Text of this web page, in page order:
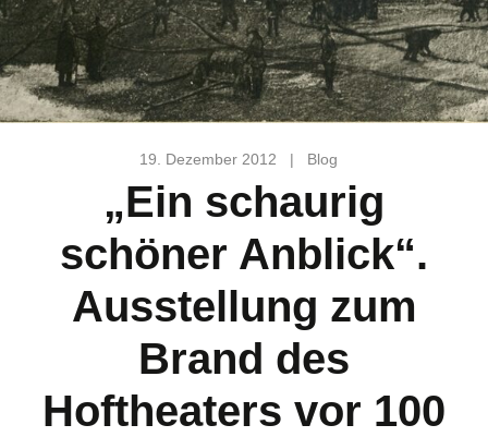
19. Dezember 2012 | Blog
„Ein schaurig
schöner Anblick“.
Ausstellung zum
Brand des
Hoftheaters vor 100